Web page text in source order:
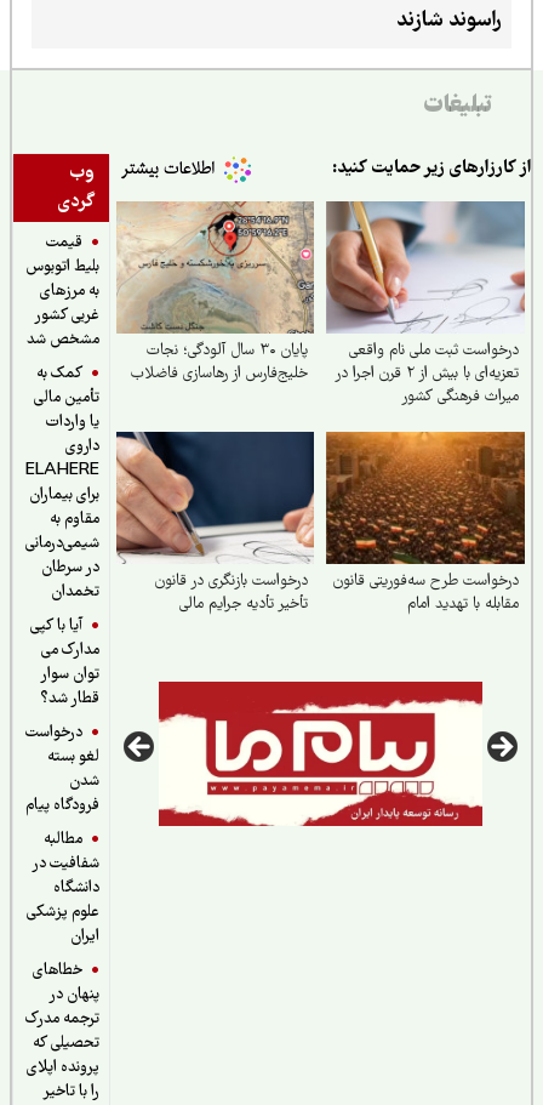
راسوند شازند
تبلیغات
وب
گردی
قیمت
بلیط اتوبوس
به مرزهای
غربی کشور
مشخص شد
کمک به
تأمین مالی
یا واردات
داروی
ELAHERE
برای بیماران
مقاوم به
شیمی‌درمانی
در سرطان
تخمدان
آیا با کپی
مدارک می
توان سوار
قطار شد؟
درخواست
لغو بسته
فرودگاه پیام
مطالبه
شفافیت در
دانشگاه
علوم پزشکی
خطاهای
پنهان در
ترجمه مدرک
تحصیلی که
پرونده اپلای
را با تاخیر
زیر حمایت کنید:
ثبت ملی نام واقعی
تعزیه‌ای با بیش از ۲ قرن اجرا در
فرهنگی کشور
پایان ۳۰ سال آلودگی؛ نجات
خلیج‌فارس از رهاسازی فاضلاب
طرح سه‌فوریتی قانون
با تهدید امام
درخواست بازنگری در قانون
تأخیر تأدیه جرایم مالی